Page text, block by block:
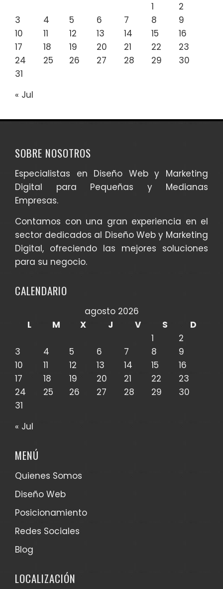
1
2
3
4 5 6 7 8
9
10
11 12 13 14 15
16
17
18 19 20 21 22
23
24
25 26 27 28 29
30
31
« Jul
SOBRE NOSOTROS
Especialistas en Diseño Web y Marketing
Digital para Pequeñas y Medianas
Empresas.
Contamos con una gran experiencia en el
sector dedicados al Diseño Web y Marketing
Digital, ofreciendo las mejores soluciones
para su negocio.
CALENDARIO
agosto 2026
L
M X J V S
D
1
2
3
4 5 6 7 8
9
10
11 12 13 14 15
16
17
18 19 20 21 22
23
24
25 26 27 28 29
30
31
« Jul
MENÚ
Quienes Somos
Diseño Web
Posicionamiento
Redes Sociales
Blog
LOCALIZACIÓN